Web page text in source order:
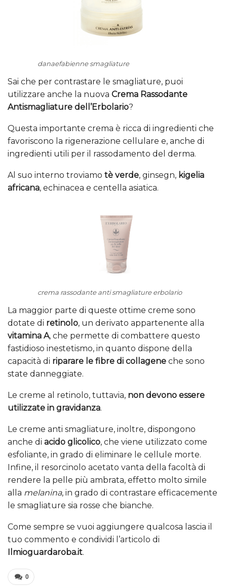
danaefabienne smagliature
Sai che per contrastare le smagliature, puoi
utilizzare anche la nuova Crema Rassodante
Antismagliature dell’Erbolario?
Questa importante crema è ricca di ingredienti che
favoriscono la rigenerazione cellulare e, anche di
ingredienti utili per il rassodamento del derma.
Al suo interno troviamo tè verde, ginsegn, kigelia
africana, echinacea e centella asiatica.
crema rassodante anti smagliature erbolario
La maggior parte di queste ottime creme sono
dotate di retinolo, un derivato appartenente alla
vitamina A, che permette di combattere questo
fastidioso inestetismo, in quanto dispone della
capacità di riparare le fibre di collagene che sono
state danneggiate.
Le creme al retinolo, tuttavia, non devono essere
utilizzate in gravidanza.
Le creme anti smagliature, inoltre, dispongono
anche di acido glicolico, che viene utilizzato come
esfoliante, in grado di eliminare le cellule morte.
Infine, il resorcinolo acetato vanta della facoltà di
rendere la pelle più ambrata, effetto molto simile
alla melanina, in grado di contrastare efficacemente
le smagliature sia rosse che bianche.
Come sempre se vuoi aggiungere qualcosa lascia il
tuo commento e condividi l’articolo di
Ilmioguardaroba.it.
0